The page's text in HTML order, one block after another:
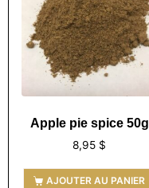
Apple pie spice 50g
8,95 $
AJOUTER AU PANIER